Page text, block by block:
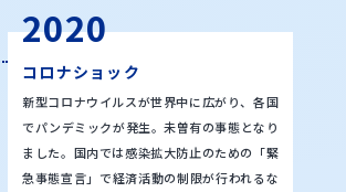
2020
コロナショック
新型コロナウイルスが世界中に広がり、各国
でパンデミックが発生。未曽有の事態となり
ました。国内では感染拡大防止のための「緊
急事態宣言」で経済活動の制限が行われるな